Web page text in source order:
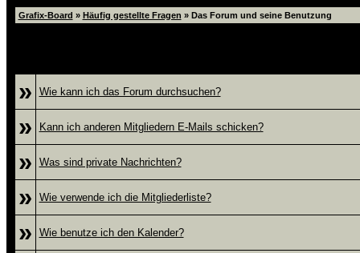
Grafix-Board » Häufig gestellte Fragen » Das Forum und seine Benutzung
»
Wie kann ich das Forum durchsuchen?
» Kann ich anderen Mitgliedern E-Mails schicken?
» Was sind private Nachrichten?
» Wie verwende ich die Mitgliederliste?
» Wie benutze ich den Kalender?